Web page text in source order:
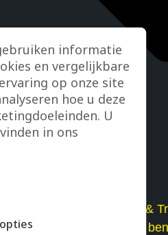
HR Technologie &
Payroll / comp & ben
informatie
en vergelijkbare
op onze site
hoe u deze
U
in ons